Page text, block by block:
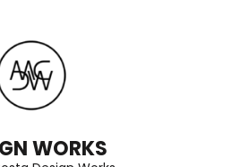
WORKS